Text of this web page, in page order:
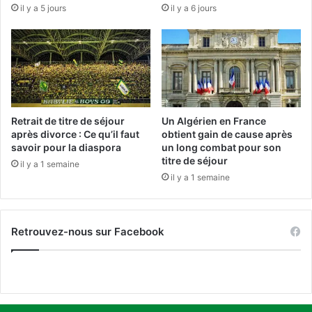
a
g
r
i
c
u
l
t
u
r
e
b
l
t
r
é
m
o
i
g
n
e
d
e
s
t
o
e
c
il y a 5 jours il y a 6 jours
Retrait de titre de séjour
après divorce : Ce qu’il faut
savoir pour la diaspora
il y a 1 semaine
Un Algérien en France
obtient gain de cause après
un long combat pour son
titre de séjour
il y a 1 semaine
Retrouvez-nous sur Facebook